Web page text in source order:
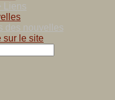
Liens
des nouvelles
sur le site